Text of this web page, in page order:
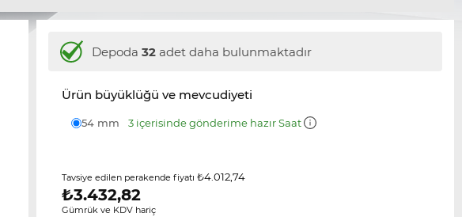
Depoda32 adet daha bulunmaktadır
Ürün büyüklüğü ve mevcudiyeti
54 mm 3 içerisinde gönderime hazır Saat
Tavsiye edilen perakende fiyatı₺4.012,74
₺3.432,82
Gümrük ve KDV hariç